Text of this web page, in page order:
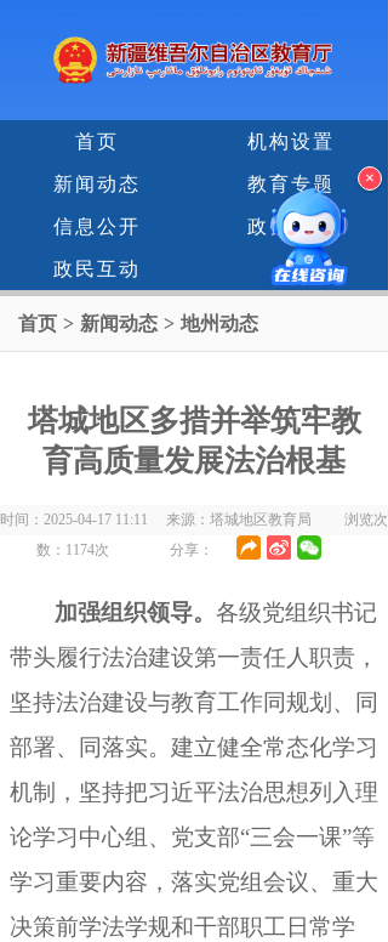
首页 机构设置
新闻动态 教育专题
信息公开 政务服务
政民互动
首页 > 新闻动态 > 地州动态
塔城地区多措并举筑牢教
育高质量发展法治根基
时间：2025-04-17 11:11 来源：塔城地区教育局 浏览次
数： 1174次 分享：
加强组织领导。各级党组织书记
带头履行法治建设第一责任人职责 ，
坚持法治建设与教育工作同规划、同
部署、同落实。建立健全常态化学习
机制
， 坚持把习近平法治思想列入理
论学习中心组、党支部“三会一课”等
学习重要内容，落实党组会议、重大
决策前学法学规和干部职工日常学
×